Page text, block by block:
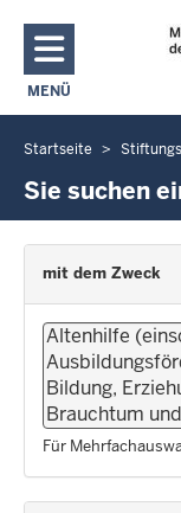
MENÜ
NAVIGATION
Sie
befinden
hier
Startseite
Sie suchen
mit dem Zweck
Für